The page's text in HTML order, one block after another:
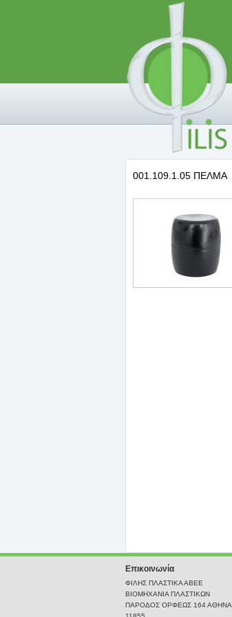
001.109.1.05 ΠΕΛΜΑ
Επικοινωνία
ΦΙΛΗΣ ΠΛΑΣΤΙΚΑ ΑΒΕΕ
ΒΙΟΜΗΧΑΝΙΑ ΠΛΑΣΤΙΚΩΝ
ΠΑΡΟΔΟΣ ΟΡΦΕΩΣ 164 ΑΘΗΝΑ